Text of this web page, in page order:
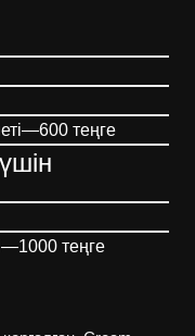
теңге
теңге